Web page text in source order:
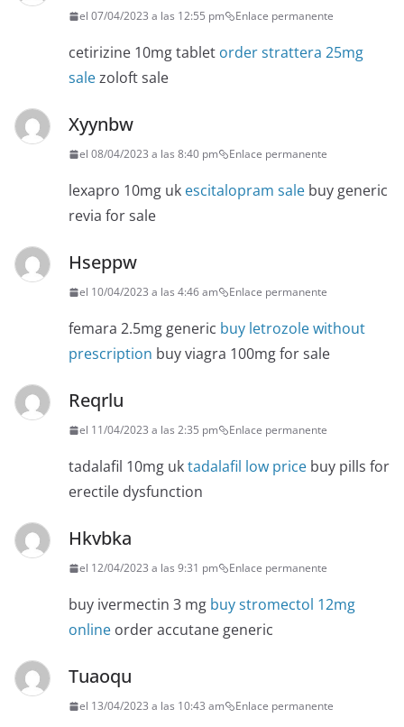
el 07/04/2023 a las 12:55 pm Enlace permanente
cetirizine 10mg tablet order strattera 25mg
salezoloft sale
Xyynbw
el 08/04/2023 a las 8:40 pm Enlace permanente
lexapro 10mg uk escitalopram sale buy generic
revia for sale
Hseppw
el 10/04/2023 a las 4:46 am Enlace permanente
femara 2.5mg generic buy letrozole without
prescription buy viagra 100mg for sale
Reqrlu
el 11/04/2023 a las 2:35 pm Enlace permanente
tadalafil 10mg uktadalafil low price buy pills for
erectile dysfunction
Hkvbka
el 12/04/2023 a las 9:31 pm Enlace permanente
buy ivermectin 3 mg buy stromectol 12mg
online order accutane generic
Tuaoqu
el 13/04/2023 a las 10:43 am Enlace permanente